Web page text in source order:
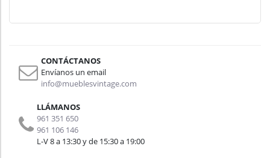
CONTÁCTANOS
Envíanos un email
info@mueblesvintage.com
LLÁMANOS
961 351 650
961 106 146
L-V 8 a 13:30 y de 15:30 a 19:00